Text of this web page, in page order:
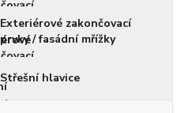
Exteriérové zakončovací
prvky / fasádní mřížky
Střešní hlavice